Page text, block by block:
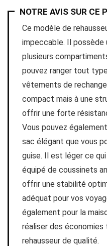
NOTRE AVIS SUR CE
Ce modèle de
impeccable. Il possède
plusieurs
pouvez ranger tout
vêtements de
compact mais à une
offrir une forte
Vous pouvez
sac élégant que vous
guise. Il est léger ce
équipé de coussinets
offrir une stabilité
adéquat pour vos
également pour la
réaliser des
rehausseur de qualité.